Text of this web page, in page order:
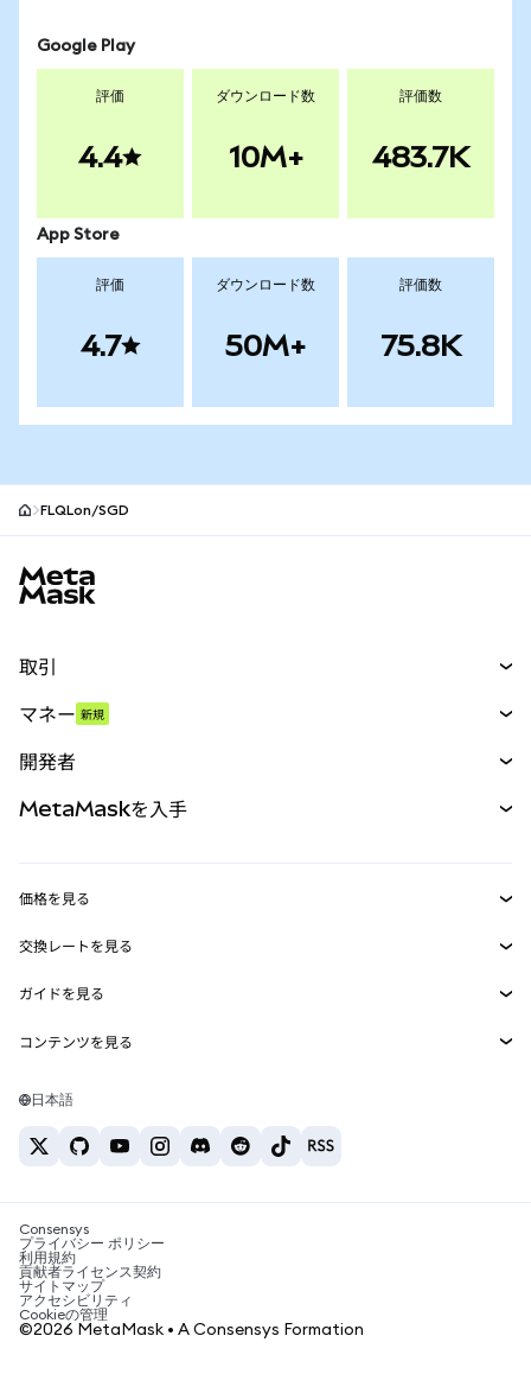
Google Play
評価
4.4
ダウンロード数
10M+
評価数
483.7K
App Store
評価
4.7
ダウンロード数
50M+
評価数
75.8K
FLQLon/SGD
取引
パーペチュアル
RWA
マネー 新規
開発者
MetaMask Connect
Snaps
Web3サービス
MetaMaskを入手
セキュリティ
サポート
キャリア
お問い合わせ
価格を見る
イーサリアムの価格
Solanaの価格
Tetherの価格
交換レートを見る
ETH→USD
USDT→INR
BTC→INR
ETH→USDT
ガイドを見る
ETHの購入
USDTの購入
SHIBの購入
BNBの購入
コンテンツを見る
Solanaウォレット
税制関連ニュース
暗号資産の購入方法は？
ビットコインを売るには？
日本語
Consensys
プライバシー ポリシー
利用規約
貢献者ライセンス契約
サイトマップ
アクセシビリティ
Cookieの管理
©2026 MetaMask • A Consensys Formation